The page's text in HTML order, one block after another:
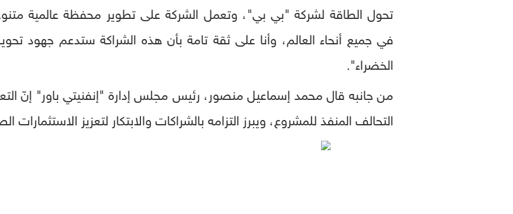
تحول الطاقة لشركة "بي بي"، وتعمل الشركة على تطوير محفظة عالمية
في جميع أنحاء العالم، وأنا على ثقة تامة بأن هذه الشراكة ستدعم جهود
الخضراء".
من جانبه قال محمد إسماعيل منصور، رئيس مجلس إدارة "إنفنيتي باور" إنّ
التحالف المنفذ للمشروع، ويبرز التزامه بالشراكات والابتكار لتعزيز الاستثمارات